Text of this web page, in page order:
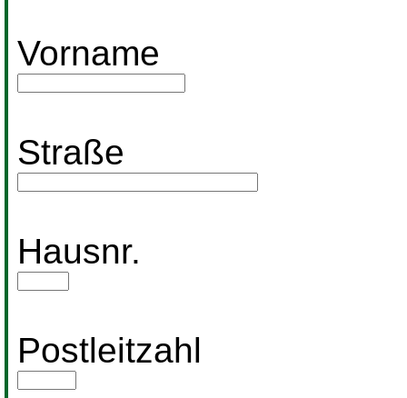
Vorname
Straße
Hausnr.
Postleitzahl